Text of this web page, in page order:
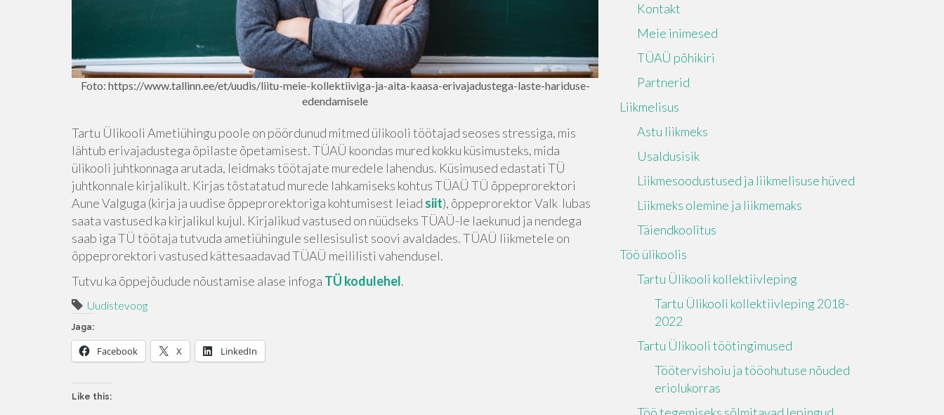
Foto: https://www.tallinn.ee/et/uudis/liitu-meie-kollektiiviga-ja-aita-kaasa-erivajadustega-laste-hariduse-
edendamisele
Tartu Ülikooli Ametiühingu poole on pöördunud mitmed ülikooli töötajad seoses stressiga, mis
lähtub erivajadustega õpilaste õpetamisest. TÜAÜ koondas mured kokku küsimusteks, mida
ülikooli juhtkonnaga arutada, leidmaks töötajate muredele lahendus. Küsimused edastati TÜ
juhtkonnale kirjalikult. Kirjas tõstatatud murede lahkamiseks kohtus TÜAÜ TÜ õppeprorektori
Aune Valguga (kirja ja uudise õppeprorektoriga kohtumisest leiad siit), õppeprorektor Valk lubas
saata vastused ka kirjalikul kujul. Kirjalikud vastused on nüüdseks TÜAÜ-le laekunud ja nendega
saab iga TÜ töötaja tutvuda ametiühingule sellesisulist soovi avaldades. TÜAÜ liikmetele on
õppeprorektori vastused kättesaadavad TÜAÜ meililisti vahendusel.
Tutvu ka õppejõudude nõustamise alase infoga TÜ kodulehel.
Uudistevoog
Jaga:
Facebook X LinkedIn
Like this:
Kontakt
Meie inimesed
TÜAÜ põhikiri
Partnerid
Liikmelisus
Astu liikmeks
Usaldusisik
Liikmesoodustused ja liikmelisuse hüved
Liikmeks olemine ja liikmemaks
Täiendkoolitus
Töö ülikoolis
Tartu Ülikooli kollektiivleping
Tartu Ülikooli kollektiivleping 2018-
2022
Tartu Ülikooli töötingimused
Töötervishoiu ja tööohutuse nõuded
eriolukorras